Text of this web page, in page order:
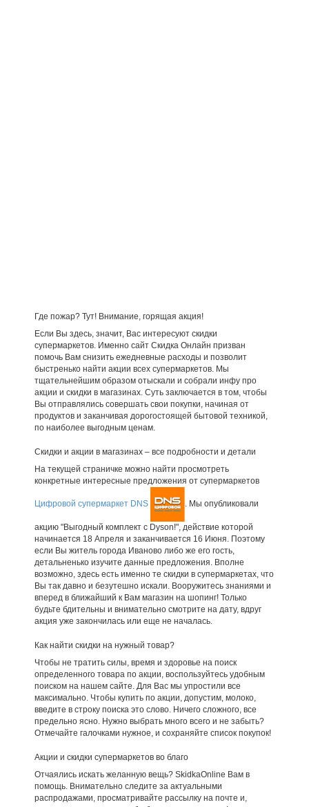
Где пожар? Тут! Внимание, горящая акция!
Если Вы здесь, значит, Вас интересуют скидки
супермаркетов. Именно сайт Скидка Онлайн призван
помочь Вам снизить ежедневные расходы и позволит
быстренько найти акции всех супермаркетов. Мы
тщательнейшим образом отыскали и собрали инфу про
акции и скидки в магазинах. Суть заключается в том, чтобы
Вы отправлялись совершать свои покупки, начиная от
продуктов и заканчивая дорогостоящей бытовой техникой,
по наиболее выгодным ценам.
Скидки и акции в магазинах – все подробности и детали
На текущей страничке можно найти просмотреть
конкретные интересные предложения от супермаркетов
Цифровой супермаркет DNS . Мы опубликовали
акцию "Выгодный комплект с Dyson!", действие которой
начинается 18 Апреля и заканчивается 16 Июня. Поэтому
если Вы житель города Иваново либо же его гость,
детальненько изучите данные предложения. Вполне
возможно, здесь есть именно те скидки в супермаркетах, что
Вы так давно и безутешно искали. Вооружитесь знаниями и
вперед в ближайший к Вам магазин на шопинг! Только
будьте бдительны и внимательно смотрите на дату, вдруг
акция уже закончилась или еще не началась.
Как найти скидки на нужный товар?
Чтобы не тратить силы, время и здоровье на поиск
определенного товара по акции, воспользуйтесь удобным
поиском на нашем сайте. Для Вас мы упростили все
максимально. Чтобы купить по акции, допустим, молоко,
введите в строку поиска это слово. Ничего сложного, все
предельно ясно. Нужно выбрать много всего и не забыть?
Отмечайте галочками нужное, и сохраняйте список покупок!
Акции и скидки супермаркетов во благо
Отчаялись искать желанную вещь? SkidkaOnline Вам в
помощь. Внимательно следите за актуальными
распродажами, просматривайте рассылку на почте и,